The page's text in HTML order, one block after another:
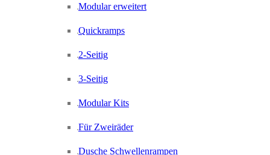
Modular erweitert
Quickramps
2-Seitig
3-Seitig
Modular Kits
Für Zweiräder
Dusche Schwellenrampen